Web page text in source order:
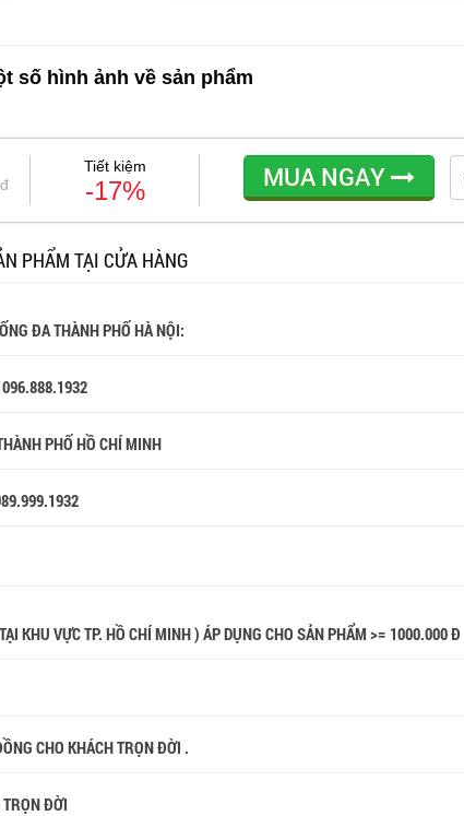
số hình ảnh về sản phẩm
đ
Tiết kiệm
-17% MUA NGAY
PHẨM TẠI CỬA HÀNG
ĐA THÀNH PHỐ HÀ NỘI:
096.888.1932
PHỐ HỒ CHÍ MINH
KHU VỰC TP. HỒ CHÍ MINH ) ÁP DỤNG CHO SẢN PHẨM >= 1000.000 Đ
CHO KHÁCH TRỌN ĐỜI .
TRỌN ĐỜI